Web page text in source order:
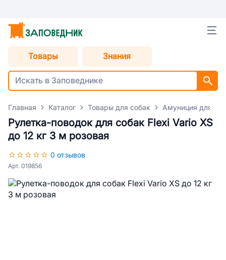
Товары Знания
Главная Каталог Товары для собак Амуниция для
Рулетка-поводок для собак Flexi Vario XS
до 12 кг 3 м розовая
0 отзывов
Арт. 019856